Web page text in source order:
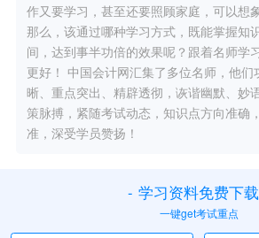
作又要学习，甚至还要照顾家庭，可以想
那么，该通过哪种学习方式，既能掌握知
间，达到事半功倍的效果呢？跟着名师学
更好！ 中国会计网汇集了多位名师，他们
晰、重点突出、精辟透彻，诙谐幽默、妙
策脉搏，紧随考试动态，知识点方向准确
准，深受学员赞扬！
- 学习资料免费下载
一键get考试重点